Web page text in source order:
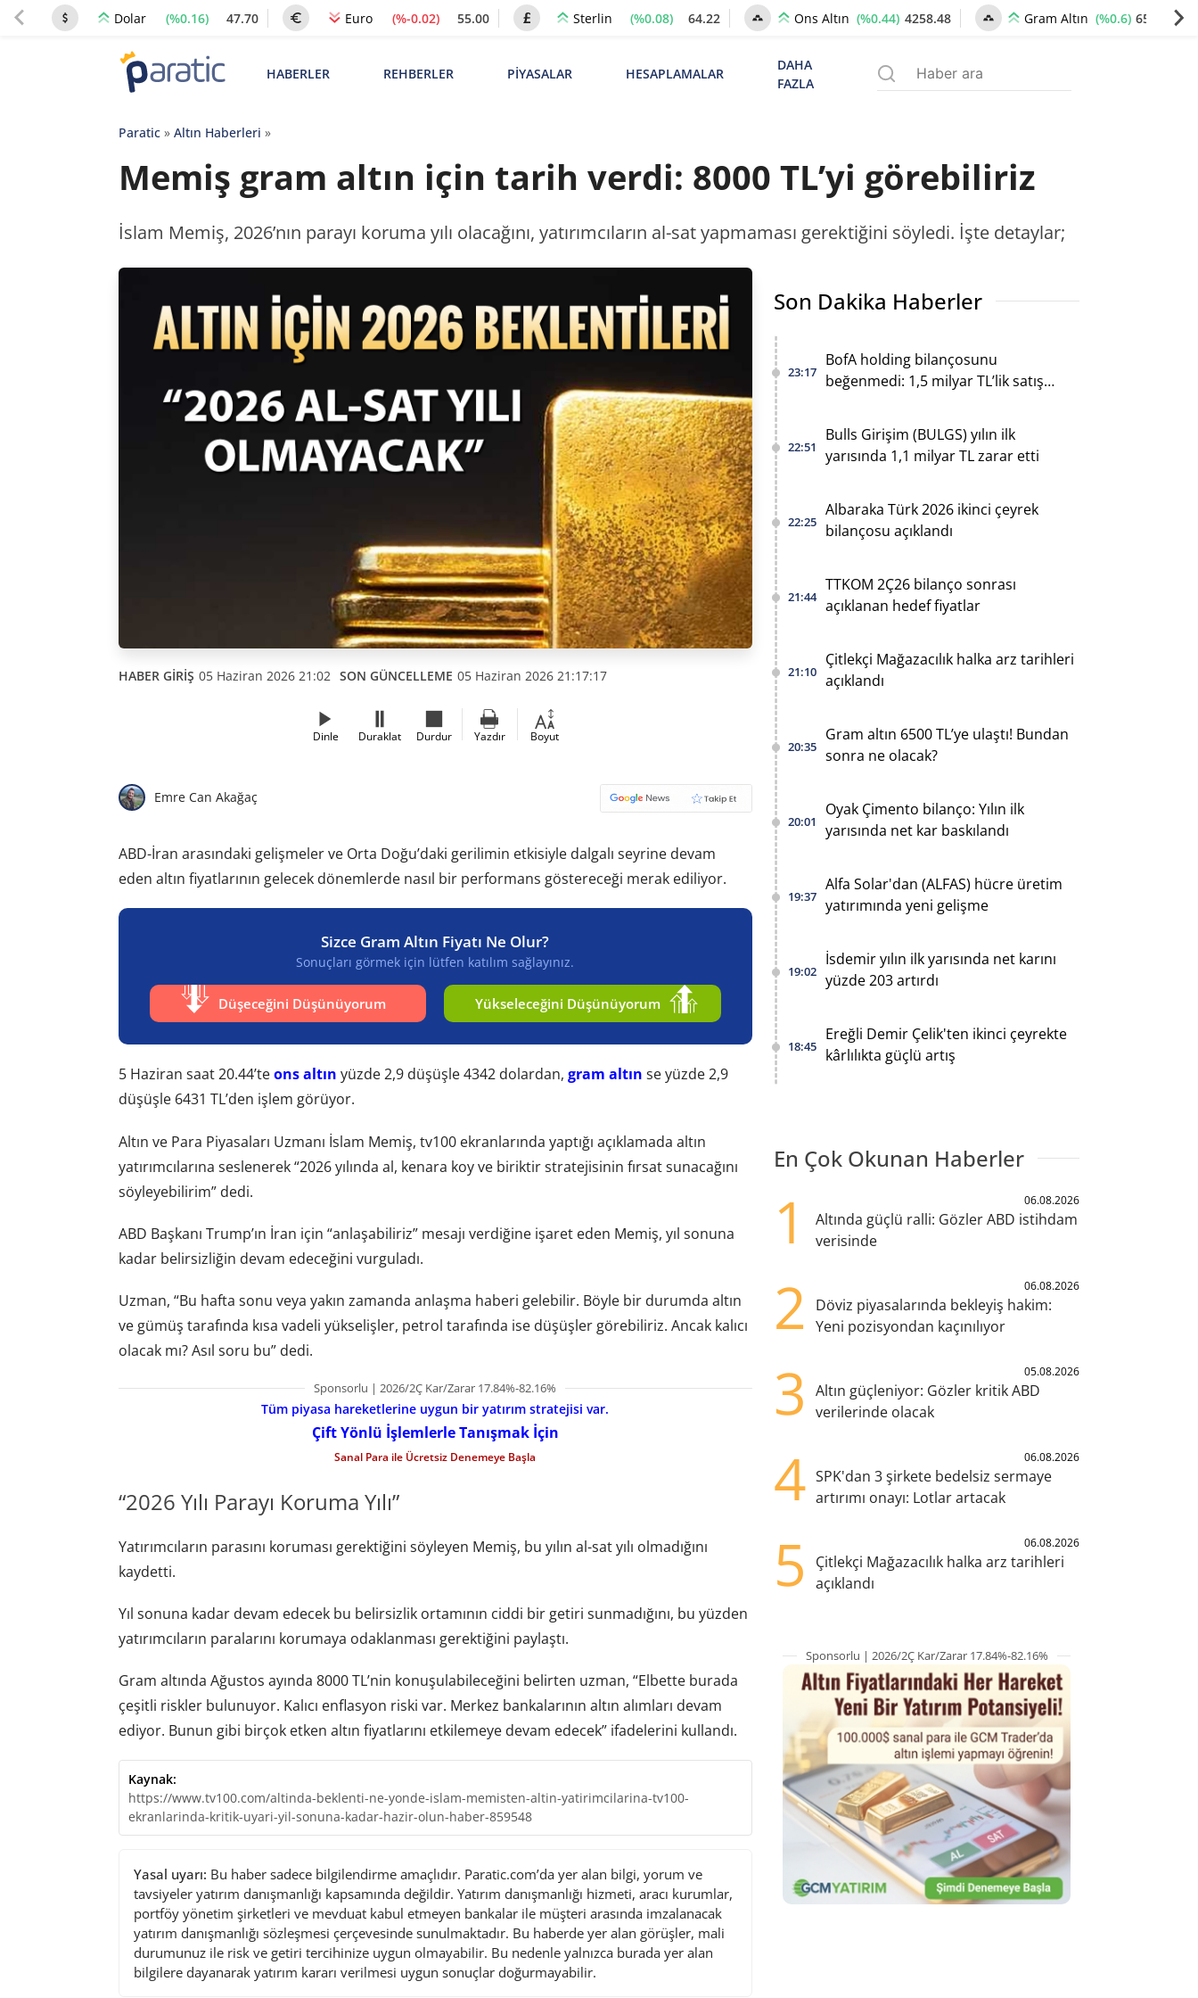
Dolar (%0.16) 47.70 Euro (%-0.02) 55.00 Sterlin (%0.08) 64.22 Ons Altın (%0.44) 4258.48 Gram Altın (%0.6) 6531.50
HABERLER REHBERLER PİYASALAR HESAPLAMALAR
DAHA
FAZLA
Paratic» Altın Haberleri »
Memiş gram altın için tarih verdi: 8000 TL’yi görebiliriz
İslam Memiş, 2026’nın parayı koruma yılı olacağını, yatırımcıların al-sat yapmaması gerektiğini söyledi. İşte detaylar;
HABER GİRİŞ 05 Haziran 2026 21:02 SON GÜNCELLEME 05 Haziran 2026 21:17:17
Dinle Duraklat Durdur Yazdır Boyut
Emre Can Akağaç
ABD-İran arasındaki gelişmeler ve Orta Doğu’daki gerilimin etkisiyle dalgalı seyrine devam
eden altın fiyatlarının gelecek dönemlerde nasıl bir performans göstereceği merak ediliyor.
Sizce Gram Altın Fiyatı Ne Olur?
Sonuçları görmek için lütfen katılım sağlayınız.
Düşeceğini Düşünüyorum Yükseleceğini Düşünüyorum
5 Haziran saat 20.44’teons altın yüzde 2,9 düşüşle 4342 dolardan, gram altın se yüzde 2,9
düşüşle 6431 TL’den işlem görüyor.
Altın ve Para Piyasaları Uzmanı İslam Memiş, tv100 ekranlarında yaptığı açıklamada altın
yatırımcılarına seslenerek “2026 yılında al, kenara koy ve biriktir stratejisinin fırsat sunacağını
söyleyebilirim” dedi.
ABD Başkanı Trump’ın İran için “anlaşabiliriz” mesajı verdiğine işaret eden Memiş, yıl sonuna
kadar belirsizliğin devam edeceğini vurguladı.
Uzman, “Bu hafta sonu veya yakın zamanda anlaşma haberi gelebilir. Böyle bir durumda altın
ve gümüş tarafında kısa vadeli yükselişler, petrol tarafında ise düşüşler görebiliriz. Ancak kalıcı
olacak mı? Asıl soru bu” dedi.
Sponsorlu | 2026/2Ç Kar/Zarar 17.84%-82.16%
Tüm piyasa hareketlerine uygun bir yatırım stratejisi var.
Çift Yönlü İşlemlerle Tanışmak İçin
Sanal Para ile Ücretsiz Denemeye Başla
“2026 Yılı Parayı Koruma Yılı”
Yatırımcıların parasını koruması gerektiğini söyleyen Memiş, bu yılın al-sat yılı olmadığını
kaydetti.
Yıl sonuna kadar devam edecek bu belirsizlik ortamının ciddi bir getiri sunmadığını, bu yüzden
yatırımcıların paralarını korumaya odaklanması gerektiğini paylaştı.
Gram altında Ağustos ayında 8000 TL’nin konuşulabileceğini belirten uzman, “Elbette burada
çeşitli riskler bulunuyor. Kalıcı enflasyon riski var. Merkez bankalarının altın alımları devam
ediyor. Bunun gibi birçok etken altın fiyatlarını etkilemeye devam edecek” ifadelerini kullandı.
Kaynak:
https://www.tv100.com/altinda-beklenti-ne-yonde-islam-memisten-altin-yatirimcilarina-tv100-
ekranlarinda-kritik-uyari-yil-sonuna-kadar-hazir-olun-haber-859548
Yasal uyarı: Bu haber sadece bilgilendirme amaçlıdır. Paratic.com’da yer alan bilgi, yorum ve
tavsiyeler yatırım danışmanlığı kapsamında değildir. Yatırım danışmanlığı hizmeti, aracı kurumlar,
portföy yönetim şirketleri ve mevduat kabul etmeyen bankalar ile müşteri arasında imzalanacak
yatırım danışmanlığı sözleşmesi çerçevesinde sunulmaktadır. Bu haberde yer alan görüşler, mali
durumunuz ile risk ve getiri tercihinize uygun olmayabilir. Bu nedenle yalnızca burada yer alan
bilgilere dayanarak yatırım kararı verilmesi uygun sonuçlar doğurmayabilir.
Son Dakika Haberler
23:17
BofA holding bilançosunu
beğenmedi: 1,5 milyar TL’lik satış
22:51
Bulls Girişim (BULGS) yılın ilk
yarısında 1,1 milyar TL zarar etti
22:25
Albaraka Türk 2026 ikinci çeyrek
bilançosu açıklandı
21:44
TTKOM 2Ç26 bilanço sonrası
açıklanan hedef fiyatlar
21:10
Çitlekçi Mağazacılık halka arz tarihleri
açıklandı
20:35
Gram altın 6500 TL’ye ulaştı! Bundan
sonra ne olacak?
20:01
Oyak Çimento bilanço: Yılın ilk
yarısında net kar baskılandı
19:37
Alfa Solar'dan (ALFAS) hücre üretim
yatırımında yeni gelişme
19:02
İsdemir yılın ilk yarısında net karını
yüzde 203 artırdı
18:45
Ereğli Demir Çelik'ten ikinci çeyrekte
kârlılıkta güçlü artış
En Çok Okunan Haberler
1 06.08.2026
Altında güçlü ralli: Gözler ABD istihdam
verisinde
2 06.08.2026
Döviz piyasalarında bekleyiş hakim:
Yeni pozisyondan kaçınılıyor
3 05.08.2026
Altın güçleniyor: Gözler kritik ABD
verilerinde olacak
4 06.08.2026
SPK'dan 3 şirkete bedelsiz sermaye
artırımı onayı: Lotlar artacak
5 06.08.2026
Çitlekçi Mağazacılık halka arz tarihleri
açıklandı
Sponsorlu | 2026/2Ç Kar/Zarar 17.84%-82.16%